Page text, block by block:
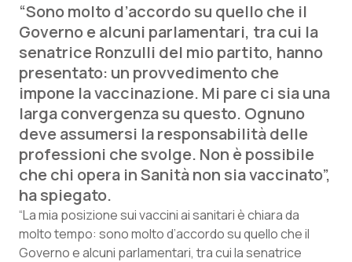
Lettere al direttore
Edizioni Regionali
QS Pro
Professionisti Sanitari.AI
Abruzzo
Basilicata
QS Pro Gold
Artrite & artrosi
QS Club Newsletter
“Sono molto d’accordo su quello che il
Governo e alcuni parlamentari, tra cui la
senatrice Ronzulli del mio partito, hanno
presentato: un provvedimento che
impone la vaccinazione. Mi pare ci sia una
larga convergenza su questo. Ognuno
deve assumersi la responsabilità delle
professioni che svolge. Non è possibile
che chi opera in Sanità non sia vaccinato”,
ha spiegato.
“La mia posizione sui vaccini ai sanitari è chiara da
molto tempo: sono molto d’accordo su quello che il
Governo e alcuni parlamentari, tra cui la senatrice